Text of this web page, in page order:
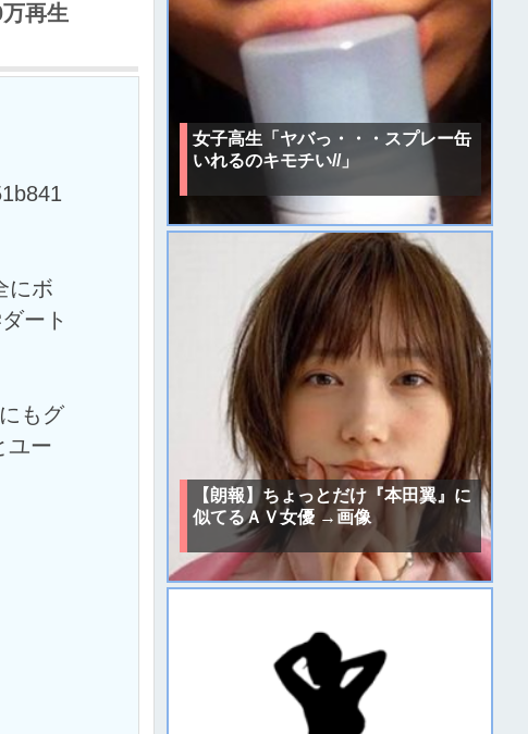
再生
にボ
ート
もグ
ユー
女子高生「ヤバっ・・・スプレー缶
いれるのキモチい//」
【朗報】ちょっとだけ『本田翼』に
似てるＡＶ女優 →画像